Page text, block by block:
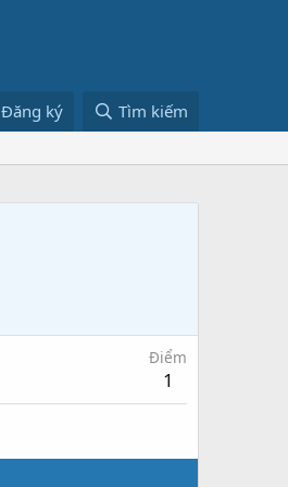
Đăng ký Tìm kiếm
Điểm
1